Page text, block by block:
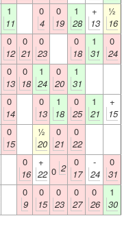
1
11
0
4
0
19
1
28
+
13
½
16
0
12
0
21
0
23
0
18
1
31
0
24
0
13
0
18
1
24
0
20
1
31
0
14
0
13
1
18
0
25
1
21
+
15
0
15
½
20
0
21
0
22
0
16
+
22 0 2
0
17
-
24
0
31
0
9
0
15
0
23
0
27
0
26
1
30